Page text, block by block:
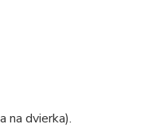
na dvierka).